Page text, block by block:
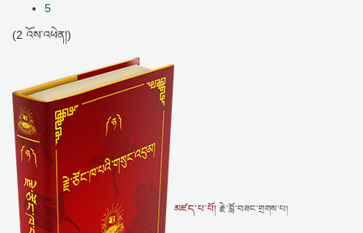
5
(2 འོས་འཕེན།)
མཛད་པ་པོ།རྗེ་བློ་བཟང་གྲགས་པ།